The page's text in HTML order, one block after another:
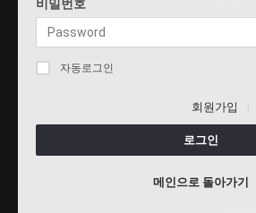
비밀번호
자동로그인
회원가입
로그인
메인으로 돌아가기